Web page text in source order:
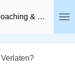
Minerva Counseling, Coaching & Relatietherapie, Psychosociaal Therapeut Breda